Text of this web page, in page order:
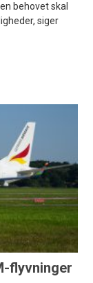
behovet skal
siger
flyvninger